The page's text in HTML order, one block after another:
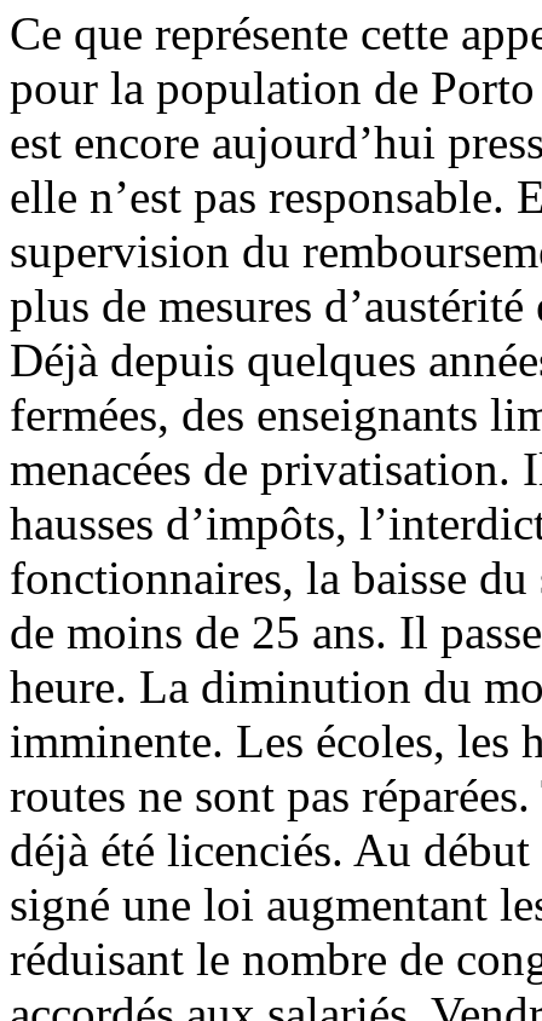
Ce que représente cette
pour la population de
est encore aujourd’hui
elle n’est pas
supervision du
plus de mesures
Déjà depuis quelques
fermées, des enseignants
menacées de privatisation.
hausses d’impôts,
fonctionnaires, la baisse
de moins de 25 ans. Il
heure. La diminution du
imminente. Les écoles, les
routes ne sont pas
déjà été licenciés. Au
signé une loi augmentant
réduisant le nombre de